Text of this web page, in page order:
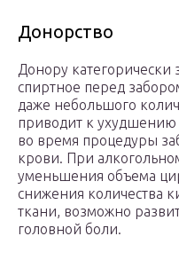
Донорство
Донору категорически
спиртное перед
даже небольшого
приводит к ухудшению
во время процедуры
крови. При
уменьшения объема
снижения количества
ткани, возможно
головной боли.